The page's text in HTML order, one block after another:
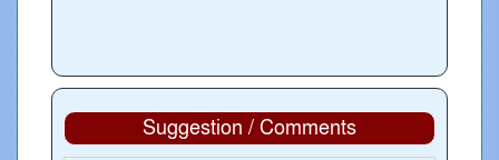
Suggestion / Comments